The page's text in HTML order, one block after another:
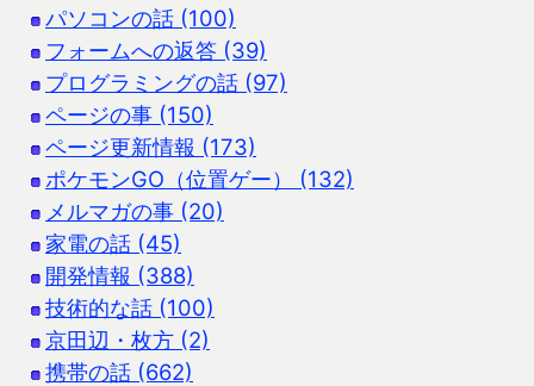
パソコンの話 (100)
フォームへの返答 (39)
プログラミングの話 (97)
ページの事 (150)
ページ更新情報 (173)
ポケモンGO（位置ゲー） (132)
メルマガの事 (20)
家電の話 (45)
開発情報 (388)
技術的な話 (100)
京田辺・枚方 (2)
携帯の話 (662)